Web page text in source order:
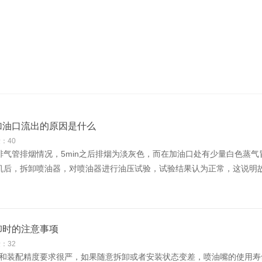
口流出的原因是什么
40
气管排烟情况，5min之后排烟为淡灰色，而在加油口处有少量白色
拆卸喷油器，对喷油器进行油压试验，试验结果认为正常，这说明
的注意事项
32
装配精度要求很严，如果随意拆卸或者安装状态变差，喷油嘴的使用